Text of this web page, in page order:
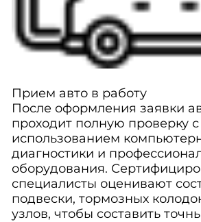
Прием авто в работу
После оформления заявки
проходит полную проверку с
использованием
диагностики и
оборудования.
специалисты оценивают
подвески, тормозных
узлов, чтобы составить